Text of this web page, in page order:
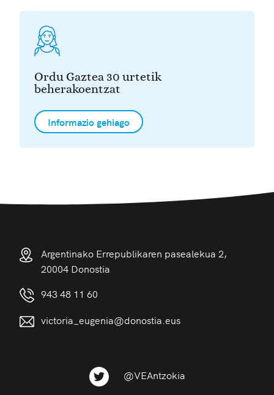
Ordu Gaztea 30 urtetik
beherakoentzat
Informazio gehiago
Argentinako Errepublikaren pasealekua 2,
20004 Donostia
943 48 11 60
victoria_eugenia@donostia.eus
@VEAntzokia